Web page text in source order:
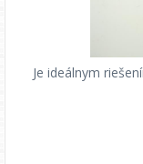
Je ideálnym